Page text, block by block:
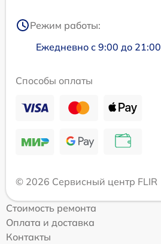
Режим работы:
Ежедневно с 9:00 до 21:00
Способы оплаты
© 2026 Сервисный центр FLIR
Стоимость ремонта
Оплата и доставка
Контакты